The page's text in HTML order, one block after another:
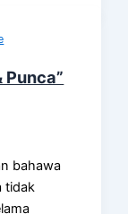
Punca”
bahawa
tidak